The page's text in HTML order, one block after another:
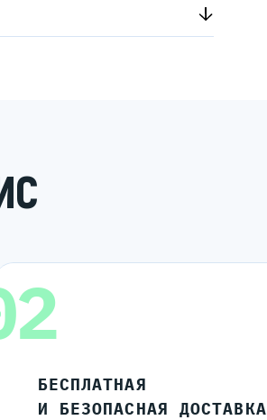
БЕСПЛАТНАЯ
И БЕЗОПАСНАЯ ДОСТАВКА